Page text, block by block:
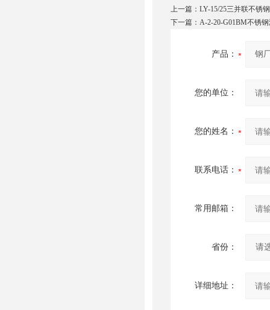
上一篇： LY-15/25三并联不锈
下一篇： A-2-20-G01BM不锈
产品：
您的单位：
您的姓名：
联系电话：
常用邮箱：
省份：
详细地址：